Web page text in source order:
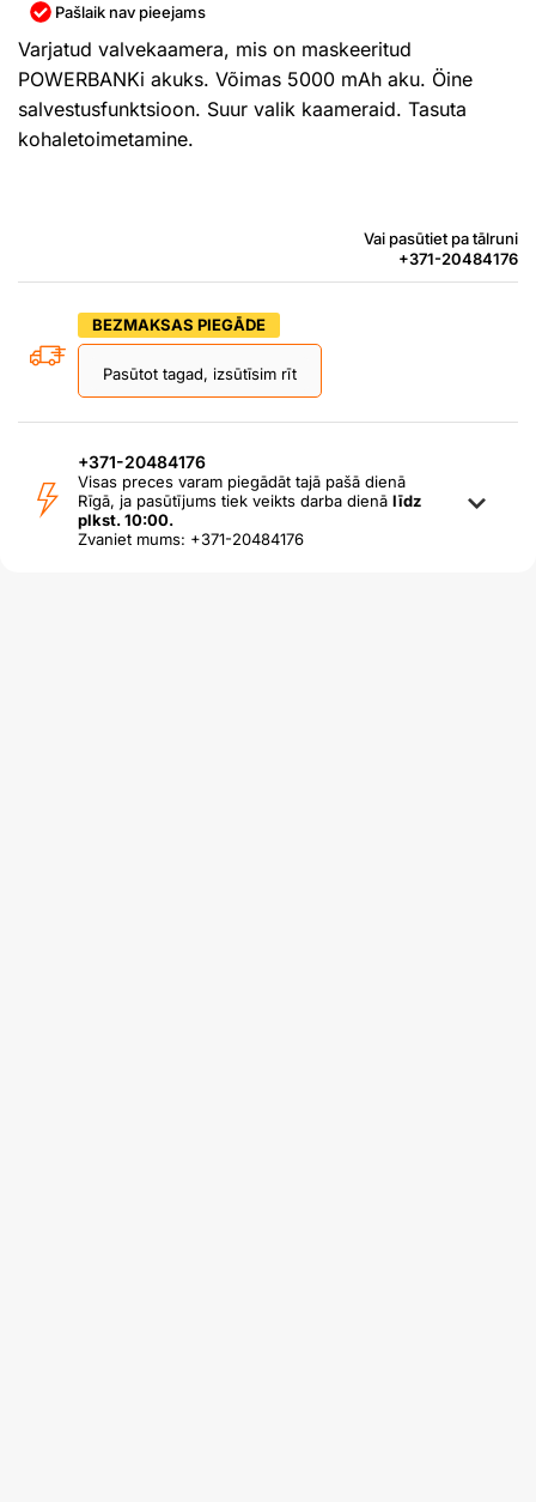
Pašlaik nav pieejams
Varjatud valvekaamera, mis on maskeeritud
POWERBANKi akuks. Võimas 5000 mAh aku. Öine
salvestusfunktsioon. Suur valik kaameraid. Tasuta
kohaletoimetamine.
Vai pasūtiet pa tālruni
+371-20484176
BEZMAKSAS PIEGĀDE
Pasūtot tagad, izsūtīsim rīt
+371-20484176
Visas preces varam piegādāt tajā pašā dienā
Rīgā, ja pasūtījums tiek veikts darba dienā līdz
plkst. 10:00.
Zvaniet mums: +371-20484176